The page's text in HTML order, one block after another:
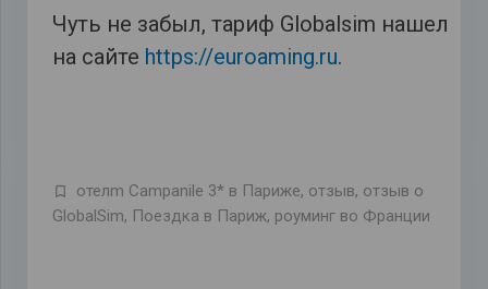
Чуть не забыл, тариф Globalsim нашел
на сайте https://euroaming.ru.
отелm Campanile 3* в Париже, отзыв, отзыв о
GlobalSim, Поездка в Париж, роуминг во Франции